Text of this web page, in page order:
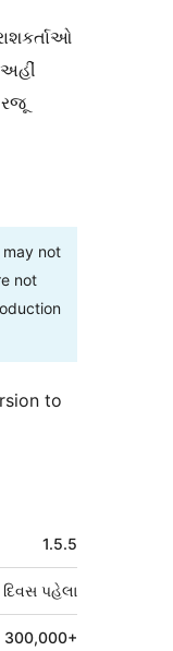
રજૂ
may not
not
to
1.5.5
પહેલા
300,000+